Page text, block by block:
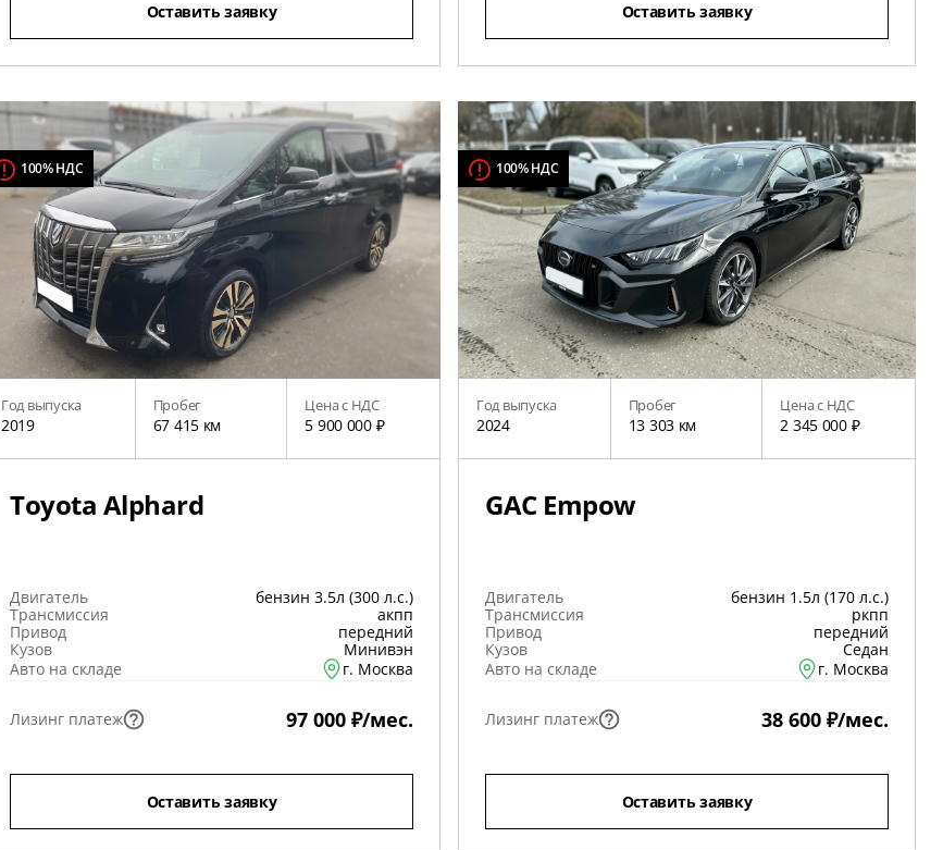
Оставить заявку Оставить заявку
100% НДС
Год выпуска
2019
Пробег
67 415 км
Цена с НДС
5 900 000 ₽
Toyota Alphard
Двигатель
бензин 3.5л (300 л.с.)
Трансмиссия
акпп
Привод
передний
Кузов
Минивэн
Авто на складе
г. Москва
Лизинг платеж 97 000 ₽/мес.
Оставить заявку
100% НДС
Год выпуска
2024
Пробег
13 303 км
Цена с НДС
2 345 000 ₽
GAC Empow
Двигатель
бензин 1.5л (170 л.с.)
Трансмиссия
ркпп
Привод
передний
Кузов
Седан
Авто на складе
г. Москва
Лизинг платеж 38 600 ₽/мес.
Оставить заявку